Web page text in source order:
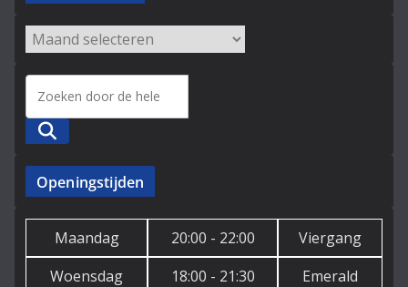
Zoeken
Openingstijden
Maandag 20:00 - 22:00
Viergang
Woensdag
18:00 - 21:30
Emerald